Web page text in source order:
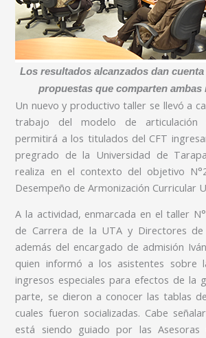
Los resultados alcanzados dan
propuestas que comparten
Un nuevo y productivo taller se llevó a
trabajo del modelo de articulación
permitirá a los titulados del CFT
pregrado de la Universidad de
realiza en el contexto del objetivo
Desempeño de Armonización Curricular
A la actividad, enmarcada en el taller
de Carrera de la UTA y Directores de
además del encargado de admisión
quien informó a los asistentes sobre
ingresos especiales para efectos de la
parte, se dieron a conocer las tablas
cuales fueron socializadas. Cabe
está siendo guiado por las Asesoras